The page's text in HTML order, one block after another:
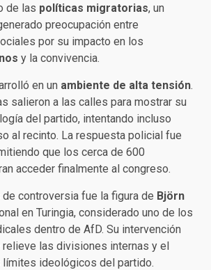
de las políticas migratorias, un
preocupación entre
por su impacto en los
y la convivencia.
en un ambiente de alta tensión.
salieron a las calles para mostrar su
del partido, intentando incluso
al recinto. La respuesta policial fue
que los cerca de 600
acceder finalmente al congreso.
controversia fue la figura de Björn
en Turingia, considerado uno de los
dentro de AfD. Su intervención
relieve las divisiones internas y el
ideológicos del partido.